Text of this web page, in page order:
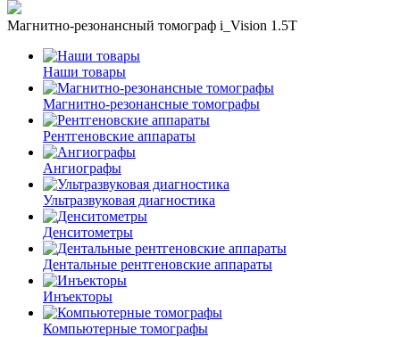
Магнитно-резонансный томограф i_Vision 1.5T
Наши товары
Магнитно-резонансные томографы
Рентгеновские аппараты
Ангиографы
Ультразвуковая диагностика
Денситометры
Дентальные рентгеновские аппараты
Инъекторы
Компьютерные томографы